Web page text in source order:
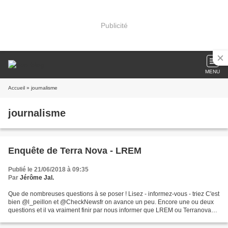
Publicité
MENU
Accueil » journalisme
journalisme
Enquête de Terra Nova - LREM
Publié le 21/06/2018 à 09:35
Par Jérôme Jal.
Que de nombreuses questions à se poser ! Lisez - informez-vous - triez C'est
bien @l_peillon et @CheckNewsfr on avance un peu. Encore une ou deux
questions et il va vraiment finir par nous informer que LREM ou Terranova